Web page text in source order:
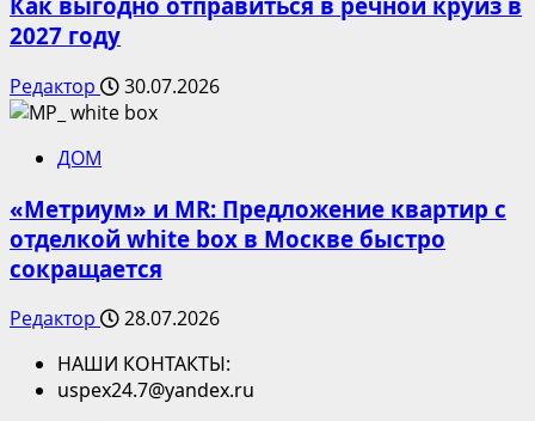
2027 году
Редактор 30.07.2026
ДОМ
«Метриум» и MR: Предложение квартир с
отделкой white box в Москве быстро
сокращается
Редактор
28.07.2026
НАШИ КОНТАКТЫ:
uspex24.7@yandex.ru